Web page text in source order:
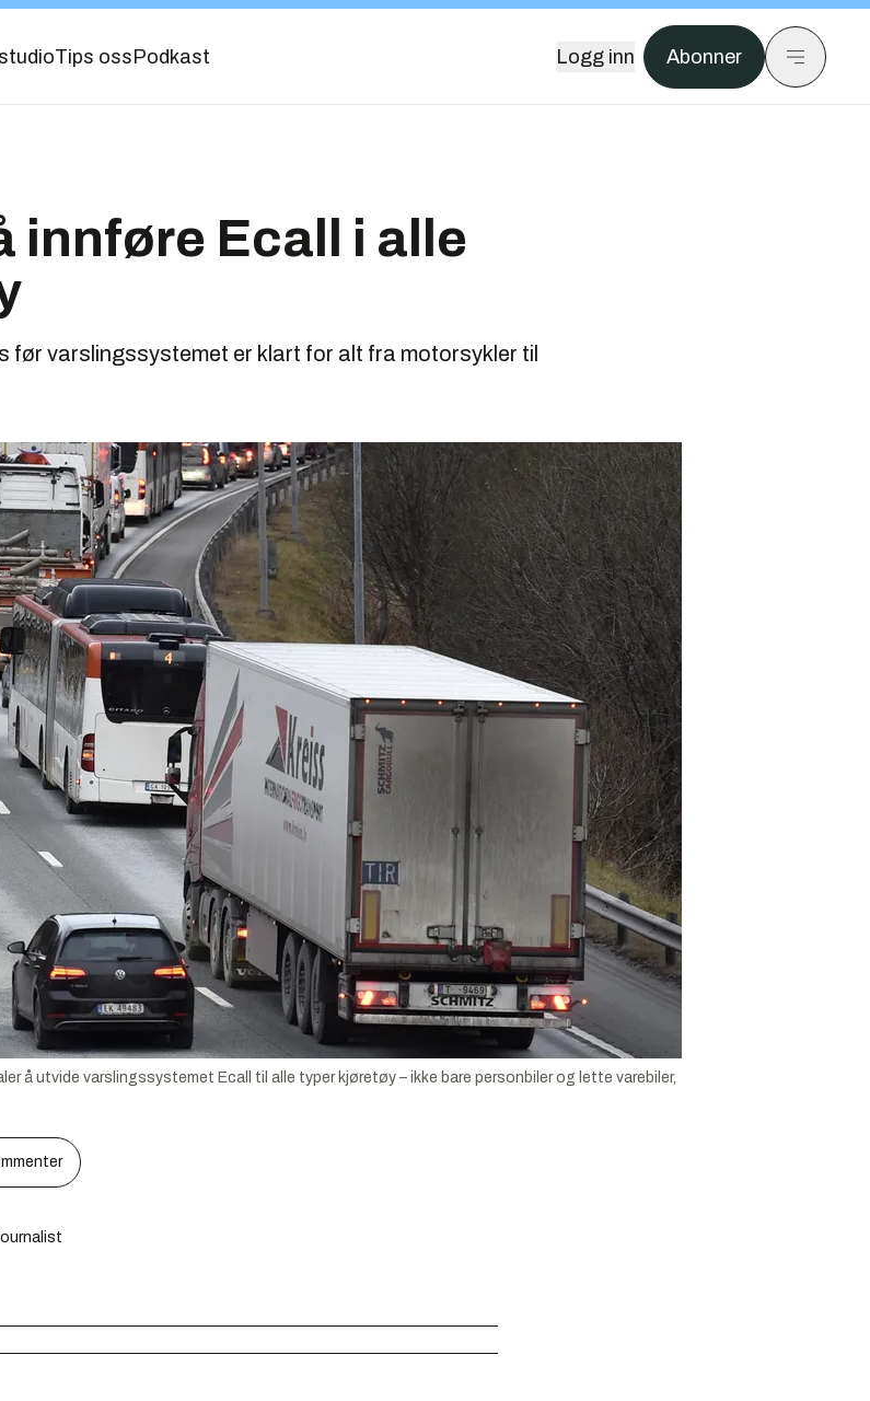
Tips oss Podkast Logg inn Abonner
innføre Ecall i alle
før varslingssystemet er klart for alt fra motorsykler til
å utvide varslingssystemet Ecall til alle typer kjøretøy – ikke bare personbiler og lette varebiler,